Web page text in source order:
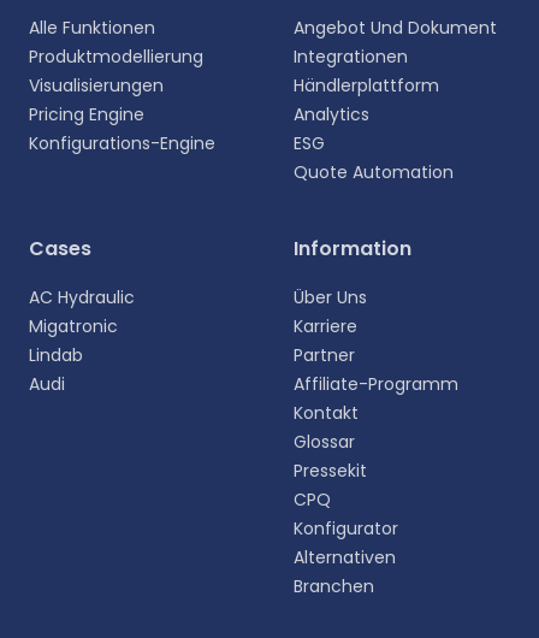
Wählen Sie Ihre Sprache aus
persönlichere Erfahrung.
Alle Funktionen
Produktmodellierung
Visualisierungen
Pricing Engine
Konfigurations-Engine
Angebot Und Dokument
Integrationen
Händlerplattform
Analytics
ESG
Quote Automation
Cases
AC Hydraulic
Migatronic
Lindab
Audi
Information
Über Uns
Karriere
Partner
Affiliate-Programm
Kontakt
Glossar
Pressekit
CPQ
Konfigurator
Alternativen
Branchen